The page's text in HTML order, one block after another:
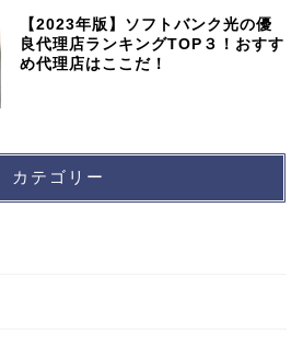
【2023年版】ソフトバンク光の優
良代理店ランキングTOP３！おすす
め代理店はここだ！
カテゴリー